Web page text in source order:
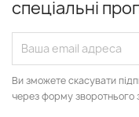
спеціальні
Ви зможете скасувати
через форму зворотнього